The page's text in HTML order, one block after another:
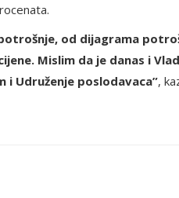
od dijagrama
Mislim da je danas i
Udruženje poslodavaca”,